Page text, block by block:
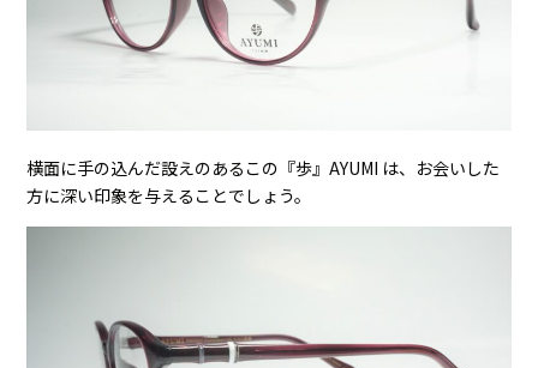
横面に手の込んだ設えのあるこの『歩』AYUMI は、お会いした
方に深い印象を与えることでしょう。